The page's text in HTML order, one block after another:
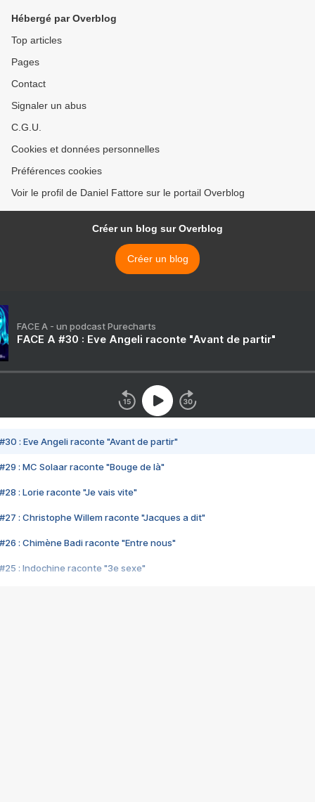
Hébergé par Overblog
Top articles
Pages
Contact
Signaler un abus
C.G.U.
Cookies et données personnelles
Préférences cookies
Voir le profil de Daniel Fattore sur le portail Overblog
Créer un blog sur Overblog
Créer un blog
FACE A - un podcast Purecharts
FACE A #30 : Eve Angeli raconte "Avant de partir"
#30 : Eve Angeli raconte "Avant de partir"
#29 : MC Solaar raconte "Bouge de là"
#28 : Lorie raconte "Je vais vite"
#27 : Christophe Willem raconte "Jacques a dit"
#26 : Chimène Badi raconte "Entre nous"
#25 : Indochine raconte "3e sexe"